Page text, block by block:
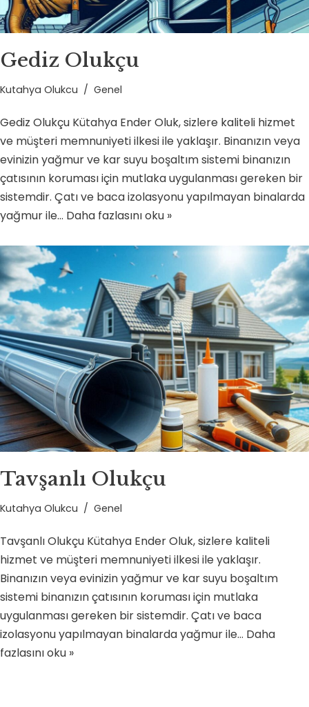
Gediz Olukçu
Kutahya Olukcu Genel
Gediz Olukçu Kütahya Ender Oluk, sizlere kaliteli hizmet
ve müşteri memnuniyeti ilkesi ile yaklaşır. Binanızın veya
evinizin yağmur ve kar suyu boşaltım sistemi binanızın
çatısının koruması için mutlaka uygulanması gereken bir
sistemdir. Çatı ve baca izolasyonu yapılmayan binalarda
yağmur ile… Daha fazlasını oku »
Tavşanlı Olukçu
Kutahya Olukcu Genel
Tavşanlı Olukçu Kütahya Ender Oluk, sizlere kaliteli
hizmet ve müşteri memnuniyeti ilkesi ile yaklaşır.
Binanızın veya evinizin yağmur ve kar suyu boşaltım
sistemi binanızın çatısının koruması için mutlaka
uygulanması gereken bir sistemdir. Çatı ve baca
izolasyonu yapılmayan binalarda yağmur ile… Daha
fazlasını oku »